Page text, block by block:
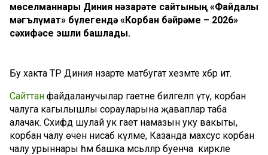
мөселманнары Диния нәзарәте сайтының «Файдалы
мәгълүмат» бүлегендә «Корбан бәйрәме – 2026»
сәхифәсе эшли башлады.
Бу хакта ТР Диния нәзарәте матбугат хезмәте хәбәр итә.
Сайттан файдаланучылар гаетне билгеләп үтү, корбан
чалуга кагылышлы сорауларына җаваплар таба
алачак. Сәхифәдә шулай ук гает намазын уку вакыты,
корбан чалу өчен нисаб күләме, Казанда махсус корбан
чалу урыннары һәм башка мәсьәләләр буенча кирәкле